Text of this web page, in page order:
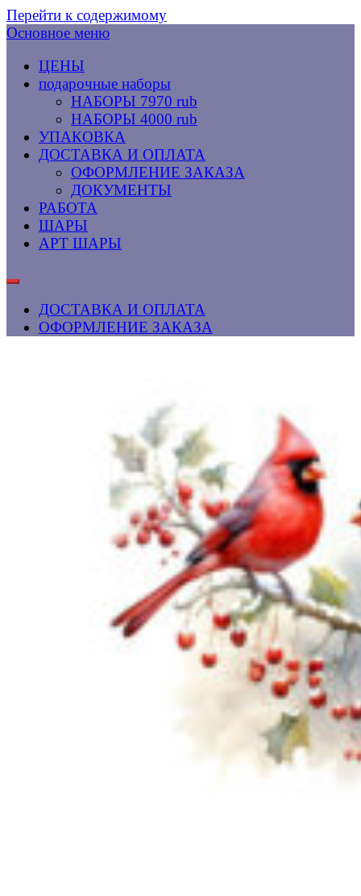
Перейти к содержимому
Основное меню
ЦЕНЫ
подарочные наборы
НАБОРЫ 7970 rub
НАБОРЫ 4000 rub
УПАКОВКА
ДОСТАВКА И ОПЛАТА
ОФОРМЛЕНИЕ ЗАКАЗА
ДОКУМЕНТЫ
РАБОТА
ШАРЫ
АРТ ШАРЫ
ДОСТАВКА И ОПЛАТА
ОФОРМЛЕНИЕ ЗАКАЗА